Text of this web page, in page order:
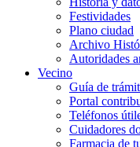
Festividades
Plano ciudad
Archivo
Autoridades
Vecino
Guía de
Portal
Teléfonos
Cuidadores
Farmacia de